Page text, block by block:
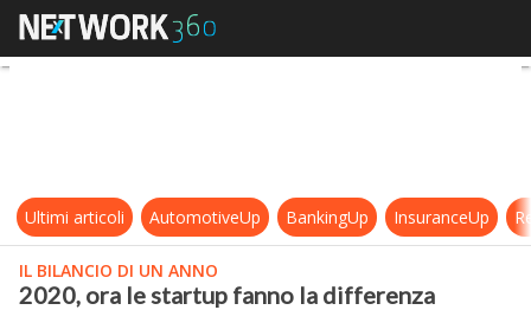
2020, ora le startup fanno la
Ultimi articoli AutomotiveUp BankingUp InsuranceUp
IL BILANCIO DI UN ANNO
2020, ora le startup fanno la differenza